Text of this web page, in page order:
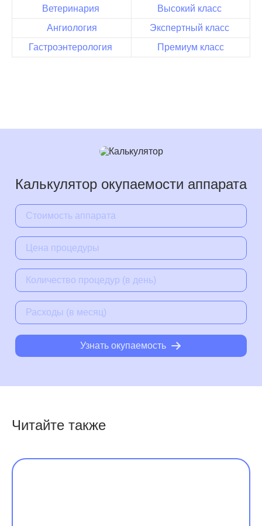
Ветеринария
Высокий класс
Ангиология
Экспертный класс
Гастроэнтерология
Премиум класс
Калькулятор окупаемости аппарата
Узнать окупаемость
Читайте также